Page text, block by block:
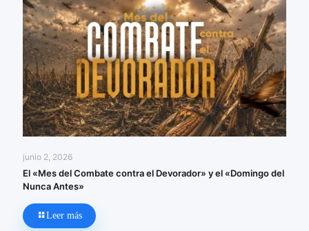
junio 2, 2026
El «Mes del Combate contra el Devorador» y el «Domingo del
Nunca Antes»
Leer más